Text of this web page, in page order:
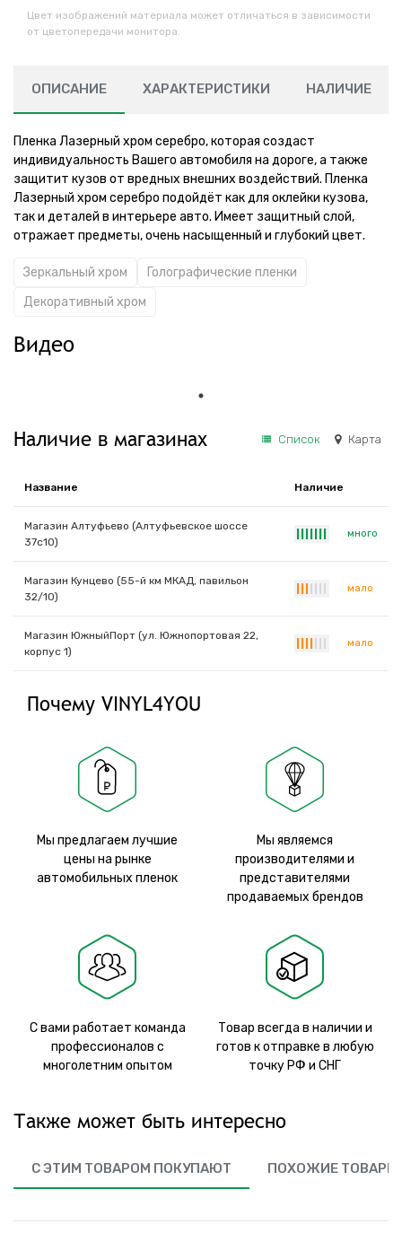
Цвет изображений материала может отличаться в зависимости
от цветопередачи монитора.
ОПИСАНИЕ ХАРАКТЕРИСТИКИ НАЛИЧИЕ
Пленка Лазерный хром серебро, которая создаст
индивидуальность Вашего автомобиля на дороге, а также
защитит кузов от вредных внешних воздействий. Пленка
Лазерный хром серебро подойдёт как для оклейки кузова,
так и деталей в интерьере авто. Имеет защитный слой,
отражает предметы, очень насыщенный и глубокий цвет.
Зеркальный хром
Голографические пленки
Декоративный хром
Видео
Наличие в магазинах Список Карта
Название Наличие
Магазин Алтуфьево (Алтуфьевское шоссе
37с10)
много
Магазин Кунцево (55-й км МКАД, павильон
32/10)
мало
Магазин ЮжныйПорт (ул. Южнопортовая 22,
корпус 1)
мало
Почему VINYL4YOU
Мы предлагаем лучшие
цены на рынке
автомобильных пленок
Мы являемся
производителями и
представителями
продаваемых брендов
С вами работает команда
профессионалов с
многолетним опытом
Товар всегда в наличии и
готов к отправке в любую
точку РФ и СНГ
Также может быть интересно
С ЭТИМ ТОВАРОМ ПОКУПАЮТ ПОХОЖИЕ ТОВАРЫ